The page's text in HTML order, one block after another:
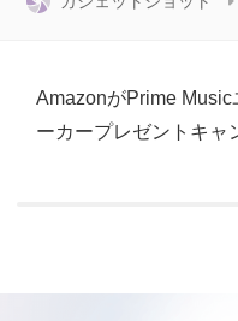
AmazonがPrime
ーカープレゼントキャ